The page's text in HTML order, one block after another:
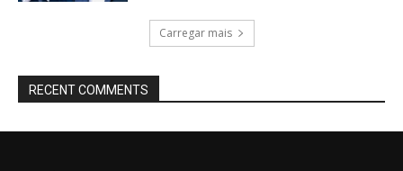
Carregar mais
RECENT COMMENTS